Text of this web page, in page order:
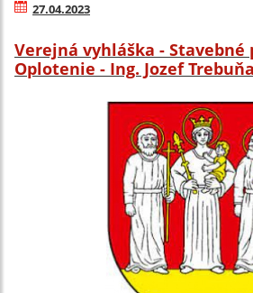
27.04.2023
Verejná vyhláška - Stavebné
Oplotenie - Ing. Jozef Trebuňa